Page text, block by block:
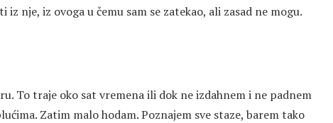
nje, iz ovoga u čemu sam se zatekao, ali zasad ne mogu.
To traje oko sat vremena ili dok ne izdahnem i ne padnem
Zatim malo hodam. Poznajem sve staze, barem tako